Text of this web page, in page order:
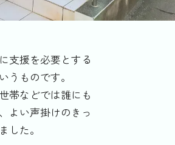
支援を必要とする
ものです。
帯などでは誰にも
よい声掛けのきっ
た。